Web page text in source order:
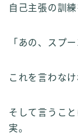
自己主張の訓練
「あの、スプ
これを言わな
そして言うこ
実。